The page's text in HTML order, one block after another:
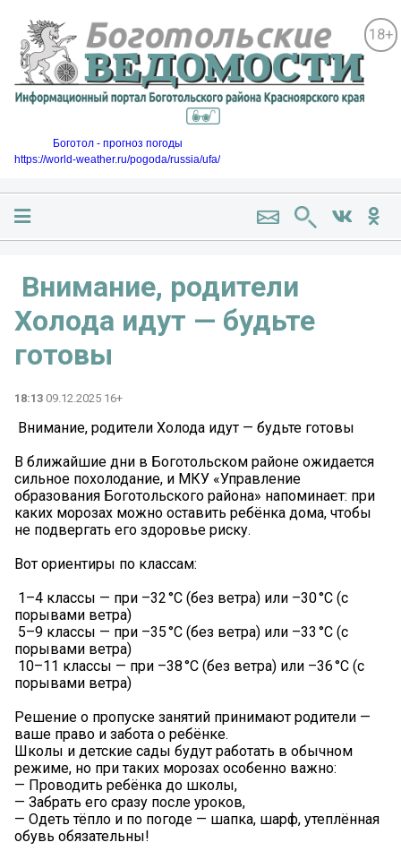
18+
Боготол - прогноз погоды
https://world-weather.ru/pogoda/russia/ufa/
️ Внимание, родители
Холода идут — будьте
готовы
18:13 09.12.2025 16+
️ Внимание, родители Холода идут — будьте готовы
В ближайшие дни в Боготольском районе ожидается
сильное похолодание, и МКУ «Управление
образования Боготольского района» напоминает: при
каких морозах можно оставить ребёнка дома, чтобы
не подвергать его здоровье риску.
Вот ориентиры по классам:
1–4 классы — при –32 °C (без ветра) или –30 °C (с
порывами ветра)
5–9 классы — при –35 °C (без ветра) или –33 °C (с
порывами ветра)
10–11 классы — при –38 °C (без ветра) или –36 °C (с
порывами ветра)
Решение о пропуске занятий принимают родители —
ваше право и забота о ребёнке.
Школы и детские сады будут работать в обычном
режиме, но при таких морозах особенно важно:
— Проводить ребёнка до школы,
— Забрать его сразу после уроков,
— Одеть тёпло и по погоде — шапка, шарф, утеплённая
обувь обязательны!